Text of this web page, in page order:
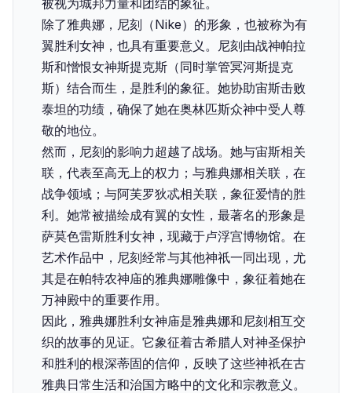
被视为城邦力量和团结的象征。
除了雅典娜，尼刻（Nike）的形象，也被称为有
翼胜利女神，也具有重要意义。尼刻由战神帕拉
斯和憎恨女神斯提克斯（同时掌管冥河斯提克
斯）结合而生，是胜利的象征。她协助宙斯击败
泰坦的功绩，确保了她在奥林匹斯众神中受人尊
敬的地位。
然而，尼刻的影响力超越了战场。她与宙斯相关
联，代表至高无上的权力；与雅典娜相关联，在
战争领域；与阿芙罗狄忒相关联，象征爱情的胜
利。她常被描绘成有翼的女性，最著名的形象是
萨莫色雷斯胜利女神，现藏于卢浮宫博物馆。在
艺术作品中，尼刻经常与其他神祇一同出现，尤
其是在帕特农神庙的雅典娜雕像中，象征着她在
万神殿中的重要作用。
因此，雅典娜胜利女神庙是雅典娜和尼刻相互交
织的故事的见证。它象征着古希腊人对神圣保护
和胜利的根深蒂固的信仰，反映了这些神祇在古
雅典日常生活和治国方略中的文化和宗教意义。